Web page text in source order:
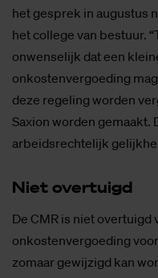
het gesprek in augustus
het college van bestuur.
onwenselijk dat een
onkostenvergoeding
deze regeling worden
Saxion worden gemaakt.
arbeidsrechtelijk
Niet over­tuigd
De CMR is niet overtuigd
onkostenvergoeding
zomaar gewijzigd kan